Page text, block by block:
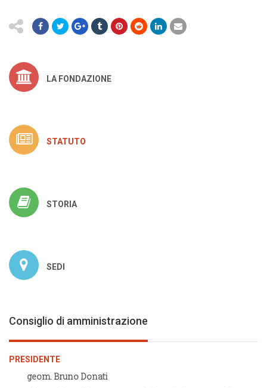
LA FONDAZIONE
STATUTO
STORIA
SEDI
Consiglio di amministrazione
PRESIDENTE
geom. Bruno Donati